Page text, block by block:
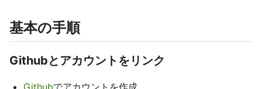
基本の手順
Githubとアカウントをリンク
Githubでアカウントを作成